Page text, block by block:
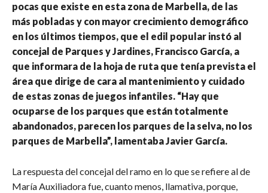
pocas que existe en esta zona de Marbella, de las
más pobladas y con mayor crecimiento demográfico
en los últimos tiempos, que el edil popular instó al
concejal de Parques y Jardines, Francisco García, a
que informara de la hoja de ruta que tenía prevista el
área que dirige de cara al mantenimiento y cuidado
de estas zonas de juegos infantiles. “Hay que
ocuparse de los parques que están totalmente
abandonados, parecen los parques de la selva, no los
parques de Marbella”, lamentaba Javier García.
La respuesta del concejal del ramo en lo que se refiere al de
María Auxiliadora fue, cuanto menos, llamativa, porque,